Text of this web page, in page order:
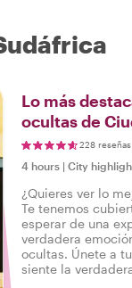
Lo más
ocultas de
228 reseñas
4 hours | City
¿Quieres ver lo
Te tenemos
esperar de una
verdadera
ocultas. Únete a
siente la